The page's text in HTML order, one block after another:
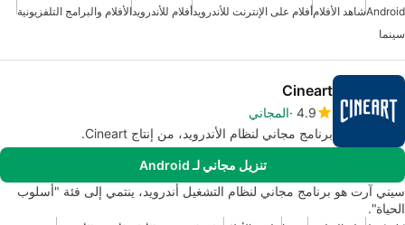
Androidشاهد الأفلامأفلام على الإنترنت للأندرويدأفلام للأندرويد الأفلام والبرامج التلفزيونية
سينما
Cineart
4.9 المجاني
برنامج مجاني لنظام الأندرويد، من إنتاج Cineart.
تنزيل مجاني لـ Android
سيني آرت هو برنامج مجاني لنظام التشغيل أندرويد، ينتمي إلى فئة "أسلوب
الحياة".